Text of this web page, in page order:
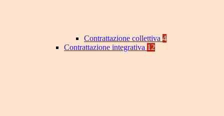
Contrattazione collettiva 4
Contrattazione integrativa 12